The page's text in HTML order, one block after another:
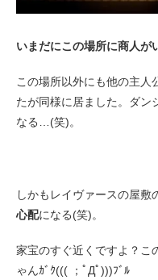
いまだにこの場所に商人が
この場所以外にも他の主人
たが同様に居ました。ダン
なる…(笑)。
しかもレイヴァースの屋敷
心配になる(笑)。
家宝のすぐ近くですよ？こ
ゃんｶﾞｸ((( ；ﾟДﾟ)))ﾌﾞﾙ